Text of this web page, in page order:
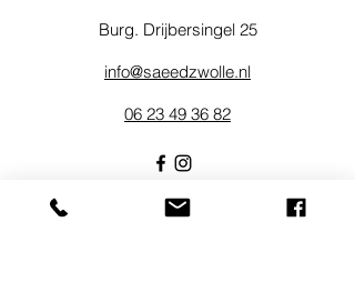
Burg. Drijbersingel 25
info@saeedzwolle.nl
06 23 49 36 82